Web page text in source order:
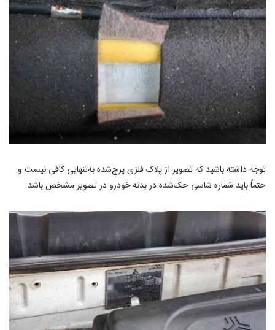
توجه داشته باشید که تصویر از پلاک فلزی پرچ‌شده به‌تنهایی کافی نیست و
حتماً باید شماره شاسی حک‌شده در بدنه خودرو در تصویر مشخص باشد.